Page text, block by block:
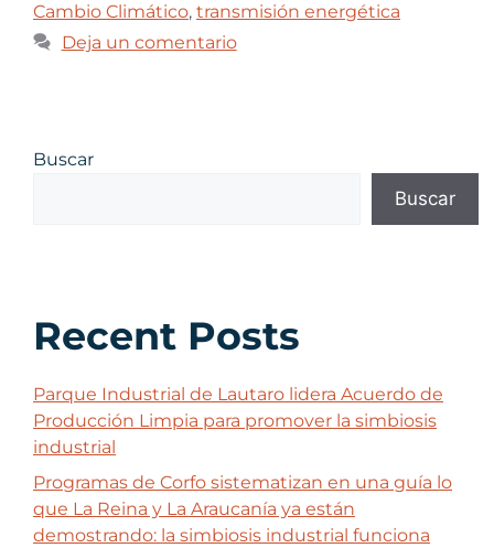
Cambio Climático, transmisión energética
Deja un comentario
Buscar
Buscar
Recent Posts
Parque Industrial de Lautaro lidera Acuerdo de
Producción Limpia para promover la simbiosis
industrial
Programas de Corfo sistematizan en una guía lo
que La Reina y La Araucanía ya están
demostrando: la simbiosis industrial funciona